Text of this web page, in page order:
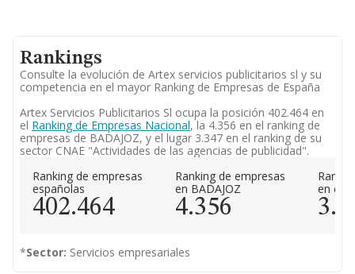
Rankings
Consulte la evolución de Artex servicios publicitarios sl y su
competencia en el mayor Ranking de Empresas de España
Artex Servicios Publicitarios Sl ocupa la posición 402.464 en
el Ranking de Empresas Nacional, la 4.356 en el ranking de
empresas de BADAJOZ, y el lugar 3.347 en el ranking de su
sector CNAE "Actividades de las agencias de publicidad".
Ranking de empresas
españolas
402.464
Ranking de empresas
en BADAJOZ
4.356
en el
*Sector: Servicios empresariales